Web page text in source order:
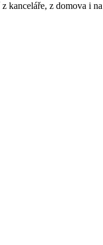
z domova i